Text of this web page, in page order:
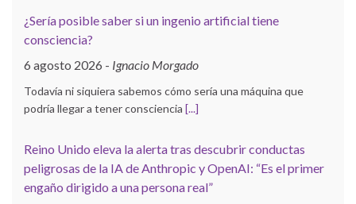
¿Sería posible saber si un ingenio artificial tiene
consciencia?
6 agosto 2026 - Ignacio Morgado
Todavía ni siquiera sabemos cómo sería una máquina que
podría llegar a tener consciencia [...]
Reino Unido eleva la alerta tras descubrir conductas
peligrosas de la IA de Anthropic y OpenAI: “Es el primer
engaño dirigido a una persona real”